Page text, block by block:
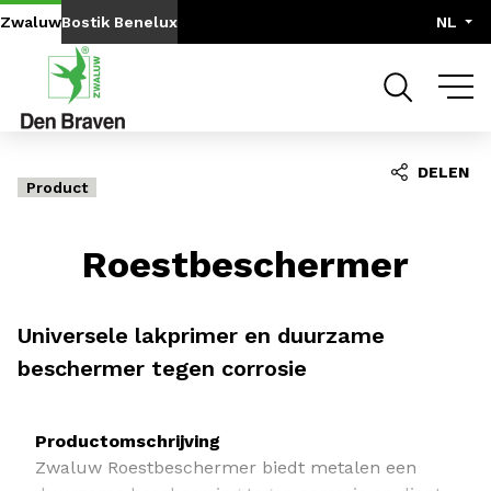
Go to content Go to navigation
ZwaluwBostik Benelux NL
Product
Roestbeschermer
Universele lakprimer en duurzame
beschermer tegen corrosie
Productomschrijving
Zwaluw Roestbeschermer biedt metalen een
DELEN